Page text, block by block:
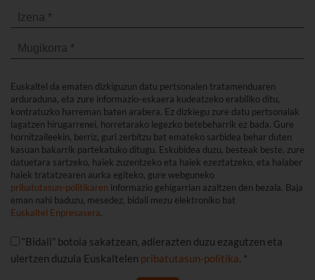
Euskaltel da ematen dizkiguzun datu pertsonalen tratamenduaren
arduraduna, eta zure informazio-eskaera kudeatzeko erabiliko ditu,
kontratuzko harreman baten arabera. Ez dizkiegu zure datu pertsonalak
lagatzen hirugarrenei, horretarako legezko betebeharrik ez bada. Gure
hornitzaileekin, berriz, guri zerbitzu bat emateko sarbidea behar duten
kasuan bakarrik partekatuko ditugu. Eskubidea duzu, besteak beste, zure
datuetara sartzeko, haiek zuzentzeko eta haiek ezeztatzeko, eta halaber
haiek tratatzearen aurka egiteko, gure webguneko
pribatutasun-politikaren informazio gehigarrian azaltzen den bezala. Baja
eman nahi baduzu, mesedez, bidali mezu elektroniko bat
Euskaltel Enpresasera.
“Bidali” botoia sakatzean, adierazten duzu ezagutzen eta
ulertzen duzula Euskaltelen pribatutasun-politika. *